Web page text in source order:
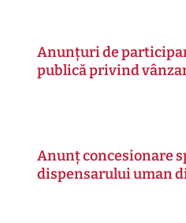
Anunțuri de
publică privind
Anunț concesionare
dispensarului uman